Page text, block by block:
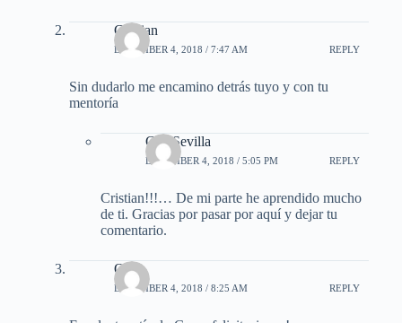
Cristian
DECEMBER 4, 2018 / 7:47 AM REPLY
Sin dudarlo me encamino detrás tuyo y con tu
mentoría
Gus Sevilla
DECEMBER 4, 2018 / 5:05 PM REPLY
Cristian!!!… De mi parte he aprendido mucho
de ti. Gracias por pasar por aquí y dejar tu
comentario.
Oris
DECEMBER 4, 2018 / 8:25 AM REPLY